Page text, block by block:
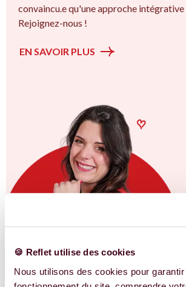
🍪 Reflet utilise des cookies
Nous utilisons des cookies pour garantir
convaincu.e qu'une approche intégrative
Rejoignez-nous !
EN SAVOIR PLUS